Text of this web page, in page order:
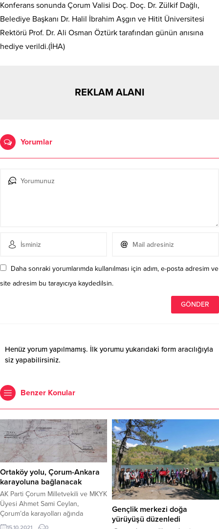
Konferans sonunda Çorum Valisi Doç. Doç. Dr. Zülkif Dağlı,
Belediye Başkanı Dr. Halil İbrahim Aşgın ve Hitit Üniversitesi
Rektörü Prof. Dr. Ali Osman Öztürk tarafından günün anısına
hediye verildi.(İHA)
REKLAM ALANI
Yorumlar
Daha sonraki yorumlarımda kullanılması için adım, e-posta adresim ve
site adresim bu tarayıcıya kaydedilsin.
Henüz yorum yapılmamış. İlk yorumu yukarıdaki form aracılığıyla
siz yapabilirsiniz.
Benzer Konular
Ortaköy yolu, Çorum-Ankara
karayoluna bağlanacak
AK Parti Çorum Milletvekili ve MKYK
Üyesi Ahmet Sami Ceylan,
Çorum’da karayolları ağında
sürdürülen projelere bir yenisinin
15.10.2021 0
Gençlik merkezi doğa
yürüyüşü düzenledi